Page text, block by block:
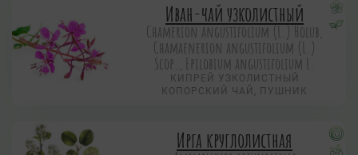
Иван-чай узколистный
Chamerion angustifolium (L.) Holub,
Chamaenerion angustifolium (L.)
Scop., Epilobium angustifolium L.
КИПРЕЙ УЗКОЛИСТНЫЙ
КОПОРСКИЙ ЧАЙ, ПУШНИК
Ирга круглолистная